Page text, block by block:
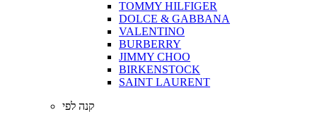
TOMMY HILFIGER
DOLCE & GABBANA
VALENTINO
BURBERRY
JIMMY CHOO
BIRKENSTOCK
SAINT LAURENT
קנה לפי